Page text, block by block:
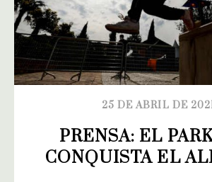
25 DE ABRIL DE
PRENSA: EL
CONQUISTA EL